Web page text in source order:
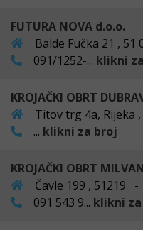
FUTURA NOVA d.o.o.
Balde Fučka 21 ,
091/1252-... klikni
KROJAČKI OBRT
Titov trg 4a,
... klikni za broj
KROJAČKI OBRT
Čavle 199 , 51219
091 543 9... klikni